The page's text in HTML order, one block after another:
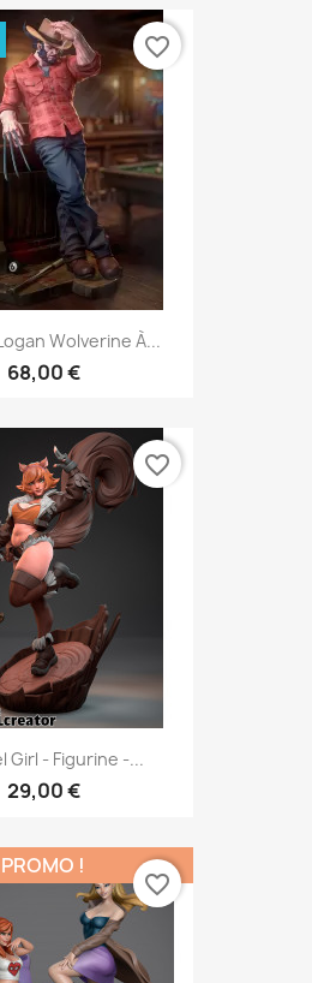
Wolverine À...
68,00 €
favorite_border
Girl - Figurine -...
29,00 €
favorite_border
PROMO !
favorite_border